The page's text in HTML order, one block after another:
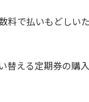
料で払いもどしい
替える定期券の購